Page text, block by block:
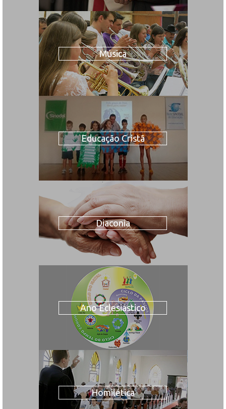
Música
Educação Cristã
Diaconia
Ano Eclesiástico
Homilética